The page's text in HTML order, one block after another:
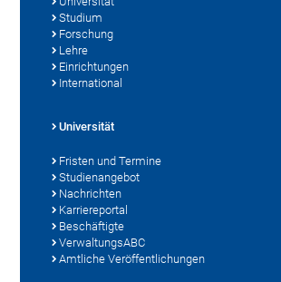
Studium
Forschung
Lehre
Einrichtungen
International
Universität
Fristen und Termine
Studienangebot
Nachrichten
Karriereportal
Beschäftigte
VerwaltungsABC
Amtliche Veröffentlichungen